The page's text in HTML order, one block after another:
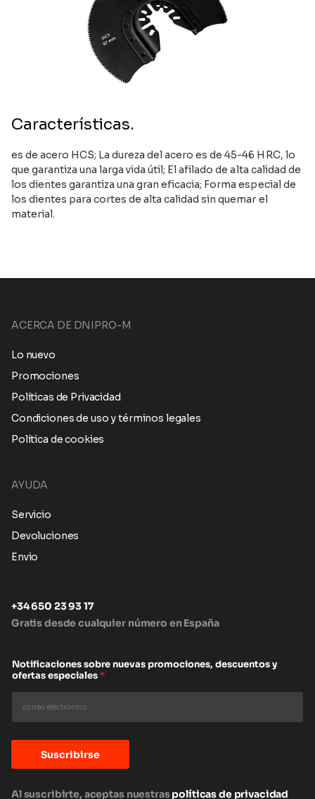
Características.
es de acero HCS; La dureza del acero es de 45-46 HRC, lo
que garantiza una larga vida útil; El afilado de alta calidad de
los dientes garantiza una gran eficacia; Forma especial de
los dientes para cortes de alta calidad sin quemar el
material.
ACERCA DE DNIPRO-M
Lo nuevo
Promociones
Políticas de Privacidad
Condiciones de uso y términos legales
Política de cookies
AYUDA
Servicio
Devoluciones
Envio
+34 650 23 93 17
Gratis desde cualquier número en España
Notificaciones sobre nuevas promociones, descuentos y
ofertas especiales*
Suscribirse
Al suscribirte, aceptas nuestraspolíticas de privacidad